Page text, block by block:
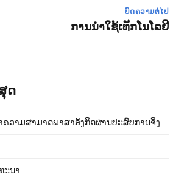
ບົດຄວາມຕໍ່ໄປ
ການນຳໃຊ້ເທັກໂນໂລຢີ
ດ
ວາມສາມາດພາສາອັງກິດຜ່ານປະສົບການຈິງ
ະນາ